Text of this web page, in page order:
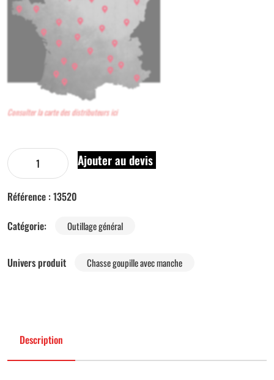
Consulter la carte des distributeurs ici
Ajouter au devis
Référence : 13520
Catégorie:
Outillage général
Univers produit Chasse goupille avec manche
Description